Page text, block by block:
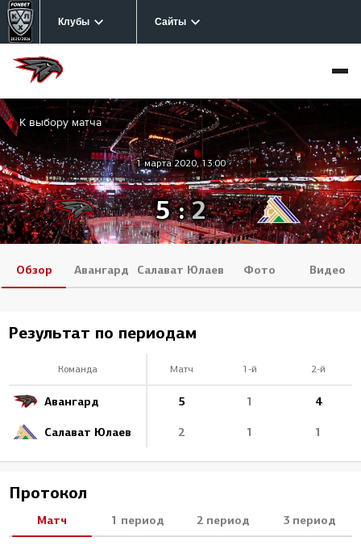
Клубы Сайты
К выбору матча
1 марта 2020, 13:00
5:2
Обзор Авангард Салават Юлаев Фото Видео
Результат по периодам
Команда Матч 1-й 2-й
Авангард 5 1 4
Салават Юлаев 2 1 1
Протокол
Матч 1 период 2 период 3 период